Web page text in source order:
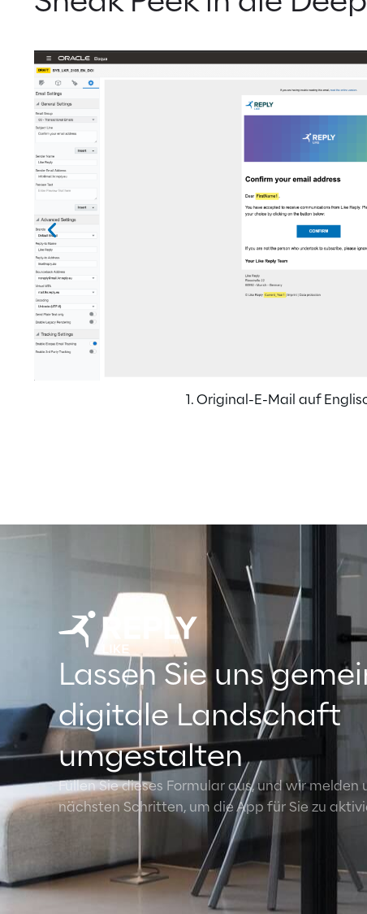
1. Original-E-Mail auf
Lassen Sie uns
digitale Landschaft
umgestalten
Füllen Sie dieses Formular aus, und wir melden
nächsten Schritten, um die App für Sie zu